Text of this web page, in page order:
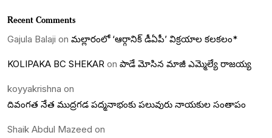
Recent Comments
Gajula Balaji on మల్లారంలో ‘ఆర్గానిక్ డీఏపీ’ విక్రయాల కలకలం*
KOLIPAKA BC SHEKAR on పాడే మోసిన మాజీ ఎమ్మెల్యే రాజయ్య
koyyakrishna on
దివంగత నేత ముద్రగడ పద్మనాభంకు పలువురు నాయకుల సంతాపం
Shaik Abdul Mazeed on